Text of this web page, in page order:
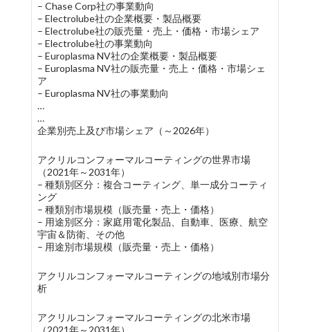
– Chase Corp社の事業動向
– Electrolube社の企業概要・製品概要
– Electrolube社の販売量・売上・価格・市場シェア
– Electrolube社の事業動向
– Europlasma NV社の企業概要・製品概要
– Europlasma NV社の販売量・売上・価格・市場シェ
ア
– Europlasma NV社の事業動向
…
…
企業別売上及び市場シェア（～2026年）
アクリルコンフォーマルコーティングの世界市場
（2021年～2031年）
– 種類別区分：複合コーティング、単一成分コーティ
ング
– 種類別市場規模（販売量・売上・価格）
– 用途別区分：家庭用電化製品、自動車、医療、航空
宇宙＆防衛、その他
– 用途別市場規模（販売量・売上・価格）
アクリルコンフォーマルコーティングの地域別市場分
析
アクリルコンフォーマルコーティングの北米市場
（2021年～2031年）